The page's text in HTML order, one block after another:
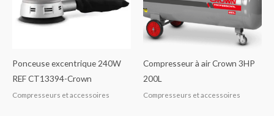
Ponceuse excentrique 240W
REF CT13394-Crown
Compresseurs et accessoires
Compresseur à air Crown 3HP
200L
Compresseurs et accessoires